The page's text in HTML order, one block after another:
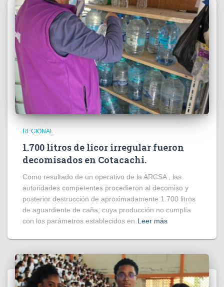
REGIONAL
1.700 litros de licor irregular fueron
decomisados en Cotacachi.
Como resultado de un operativo de la ARCSA , las
autoridades competentes procedieron al decomiso y
posterior destrucción de aproximadamente 1.700 litros
de aguardiente de caña, cuya producción no cumplía
con los parámetros establecidos en Leer más